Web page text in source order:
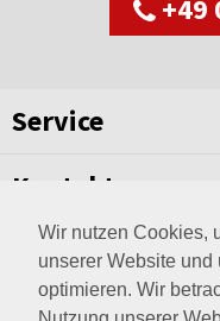
Wir nutzen Cookies,
unserer Website und
optimieren. Wir
+49
Service
Kontakt